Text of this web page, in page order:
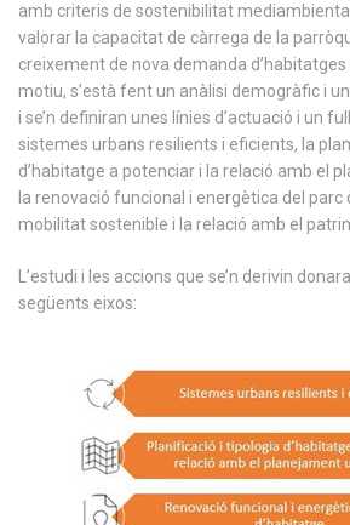
amb criteris de sostenibilitat mediambiental
valorar la capacitat de càrrega de la
creixement de nova demanda
motiu, s’està fent un anàlisi demogràfic i
i se’n definiran unes línies d’actuació i un
sistemes urbans resilients i eficients, la
d’habitatge a potenciar i la relació amb el
la renovació funcional i energètica del parc
mobilitat sostenible i la relació amb el
L’estudi i les accions que se’n derivin
següents eixos: